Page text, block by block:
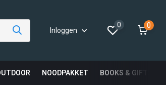
Inloggen
0 0
NOODPAKKET BOOKS & GIFTS